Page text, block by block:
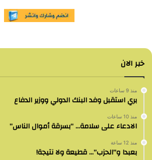
خبر الان
منذ 9 ساعات
بري استقبل وفد البنك الدولي ووزير الدفاع
منذ 10 ساعات
الادعاء على سلامة… “بسرقة أموال الناس”
منذ 12 ساعة
بعبدا و”الحزب”… قطيعة ولا نتيجة!